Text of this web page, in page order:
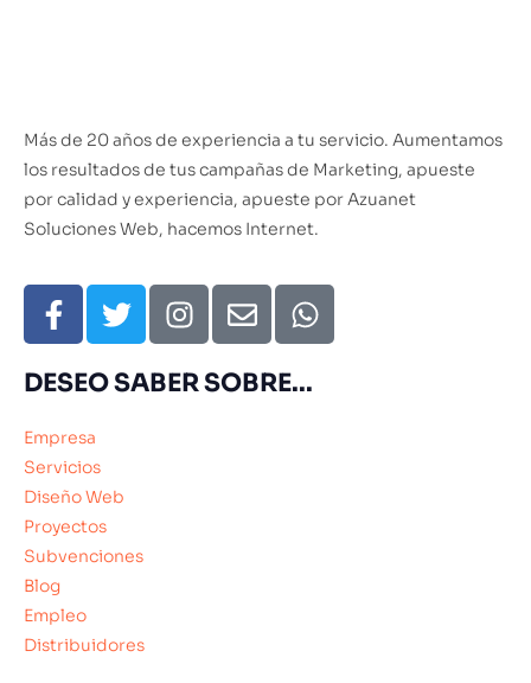
Más de 20 años de experiencia a tu servicio. Aumentamos
los resultados de tus campañas de Marketing, apueste
por calidad y experiencia, apueste por Azuanet
Soluciones Web, hacemos Internet.
DESEO SABER SOBRE...
Empresa
Servicios
Diseño Web
Proyectos
Subvenciones
Blog
Empleo
Distribuidores